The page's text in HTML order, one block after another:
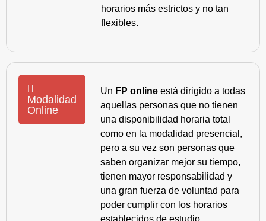
horarios más estrictos y no tan
flexibles.
Modalidad
Online
Un FP online está dirigido a todas
aquellas personas que no tienen
una disponibilidad horaria total
como en la modalidad presencial,
pero a su vez son personas que
saben organizar mejor su tiempo,
tienen mayor responsabilidad y
una gran fuerza de voluntad para
poder cumplir con los horarios